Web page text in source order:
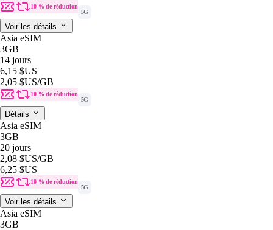
10 % de réduction
5G
Voir les détails
Asia eSIM
3GB
14 jours
6,15 $US
2,05 $US/GB
10 % de réduction
5G
Détails
Asia eSIM
3GB
20 jours
2,08 $US/GB
6,25 $US
10 % de réduction
5G
Voir les détails
Asia eSIM
3GB